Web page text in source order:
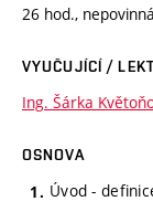
26 hod., nepovinná
VYUČUJÍCÍ /
Ing. Šárka
OSNOVA
Úvod -